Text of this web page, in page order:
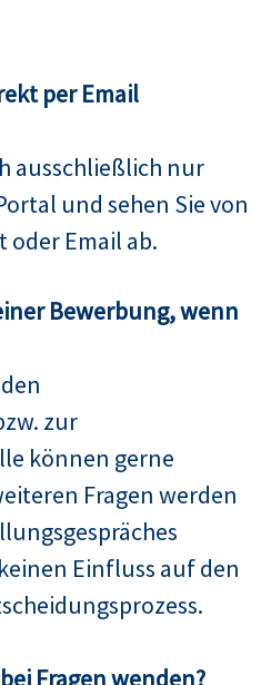
per Email
ausschließlich nur
und sehen Sie von
oder Email ab.
Bewerbung, wenn
zur
können gerne
Fragen werden
Einfluss auf den
Fragen wenden?